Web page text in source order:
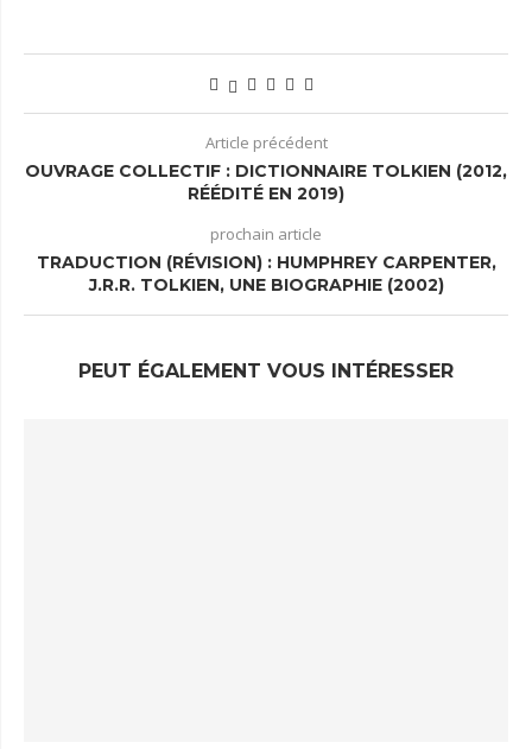
Article précédent
OUVRAGE COLLECTIF : DICTIONNAIRE TOLKIEN (2012,
RÉÉDITÉ EN 2019)
prochain article
TRADUCTION (RÉVISION) : HUMPHREY CARPENTER,
J.R.R. TOLKIEN, UNE BIOGRAPHIE (2002)
PEUT ÉGALEMENT VOUS INTÉRESSER